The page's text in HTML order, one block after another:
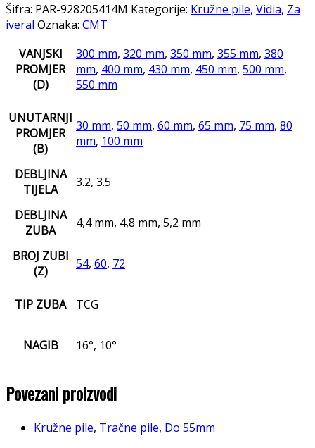
Šifra: PAR-928205414M Kategorije: Kružne pile, Vidia, Za
iveral Oznaka: CMT
VANJSKI
PROMJER
(D)
300 mm, 320 mm, 350 mm, 355 mm, 380
mm, 400 mm, 430 mm, 450 mm, 500 mm,
550 mm
UNUTARNJI
PROMJER
(B)
30 mm, 50 mm, 60 mm, 65 mm, 75 mm, 80
mm, 100 mm
DEBLJINA
TIJELA
3.2, 3.5
DEBLJINA
ZUBA
4,4 mm, 4,8 mm, 5,2 mm
BROJ ZUBI
(Z)
54, 60, 72
TIP ZUBA TCG
NAGIB 16°, 10°
Povezani proizvodi
Kružne pile, Tračne pile, Do 55mm